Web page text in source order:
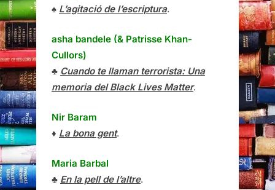
♠ L’agitació de l’escriptura.
asha bandele (& Patrisse Khan-
Cullors)
♣ Cuando te llaman terrorista: Una
memoria del Black Lives Matter.
Nir Baram
♦ La bona gent.
Maria Barbal
♣ En la pell de l’altre.